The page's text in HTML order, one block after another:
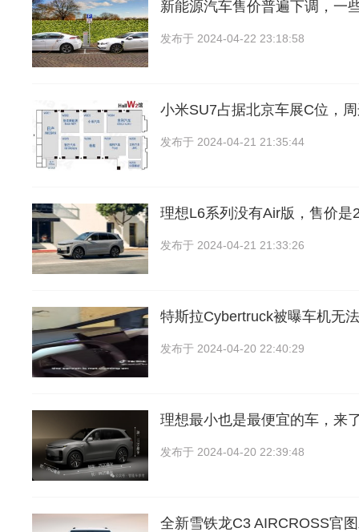
新能源汽车售价普遍下调，一
发布于 2024-04-22 23:18:58
小米SU7占据北京车展C位，
发布于 2024-04-21 21:35:44
理想L6系列没有Air版，售价是
发布于 2024-04-21 21:33:26
特斯拉Cybertruck被曝车机无
发布于 2024-04-20 22:40:29
理想最小也是最便宜的车，来
发布于 2024-04-20 22:39:48
全新雪铁龙C3 AIRCROSS官